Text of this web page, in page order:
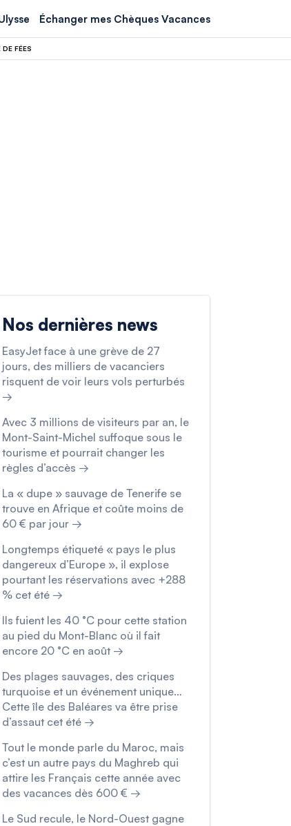
Échanger mes Chèques Vacances
FÉES
Nos dernières news
EasyJet face à une grève de 27
jours, des milliers de vacanciers
risquent de voir leurs vols perturbés
→
Avec 3 millions de visiteurs par an, le
Mont-Saint-Michel suffoque sous le
tourisme et pourrait changer les
règles d’accès →
La « dupe » sauvage de Tenerife se
trouve en Afrique et coûte moins de
60 € par jour →
Longtemps étiqueté « pays le plus
dangereux d’Europe », il explose
pourtant les réservations avec +288
% cet été →
Ils fuient les 40 °C pour cette station
au pied du Mont-Blanc où il fait
encore 20 °C en août →
Des plages sauvages, des criques
turquoise et un événement unique…
Cette île des Baléares va être prise
d’assaut cet été →
Tout le monde parle du Maroc, mais
c’est un autre pays du Maghreb qui
attire les Français cette année avec
des vacances dès 600 € →
Le Sud recule, le Nord-Ouest gagne